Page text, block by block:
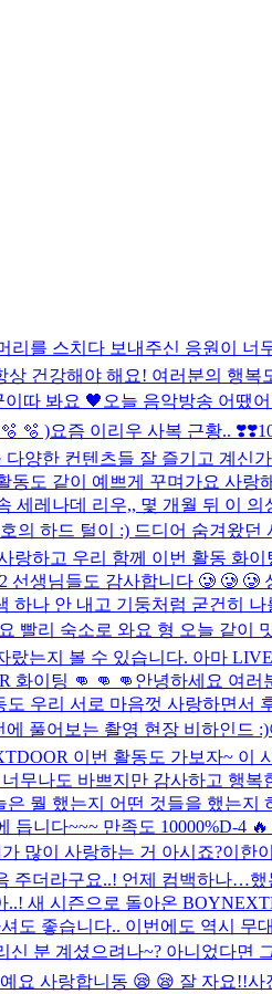
를 스치다 보내주신 응원이 너
건강해야 해요! 여러분의 행복
이따 봐요 🖤 오늘 음악방송 어땠
🫧 )요즘 이리우 사복 근황.. ❣️❣️
다양한 컨텐츠들 잘 즐기고 계신
동도 같이 예쁘게 꾸며가요 사랑
세레나데 리우,, 몇 개월 뒤 이
의 하드 털이 :) 드디어 숨겨왔던
랑하고 우리 함께 이번 활동 화
생님들도 감사합니다 🥲 🥲 🥲
나 안 내고 기둥처럼 굳건히
빨리 숙소로 와요 형 오늘 같이
랐는지 볼 수 있습니다. 아마
화이팅 👊 👊 👊 안녕하세요 여러
우리 서로 마음껏 사랑하면서
풀어보는 촬영 현장 비하인드 :)
이번 활동도 가보자~ 이
무나도 바쁘지만 감사하고 행
뭘 했는지 어떤 것들을 했는지
듭니다~~~ 만족도 10000%D-4
많이 사랑하는 거 아시죠?이한
주더라구요..! 언제 컴백하나…
새 시즌으로 돌아온
도 좋습니다.. 이번에도 역시 무
신 분 계셨으려나~? 아니었다면
요 사랑합니동 😪 😪 잘 자요!!사